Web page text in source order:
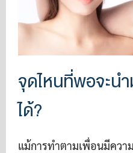
จุดไหนที่พอจะนำ
ได้?
แม้การทำตามเพื่อนมีควา